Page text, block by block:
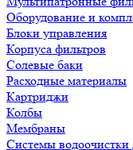
Оборудование и
Блоки управления
Корпуса фильтров
Солевые баки
Расходные материалы
Картриджи
Колбы
Мембраны
Системы водоочистки